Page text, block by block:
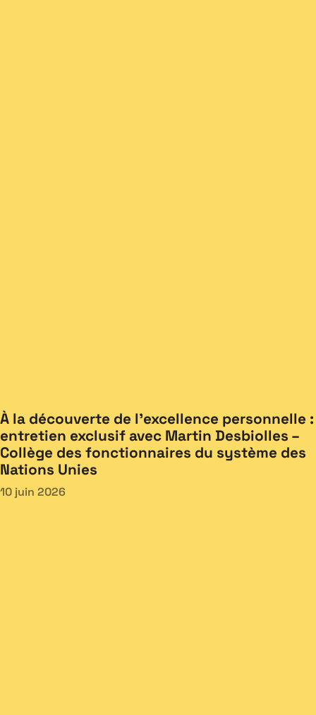
À la découverte de l’excellence personnelle :
entretien exclusif avec Martin Desbiolles –
Collège des fonctionnaires du système des
Nations Unies
10 juin 2026